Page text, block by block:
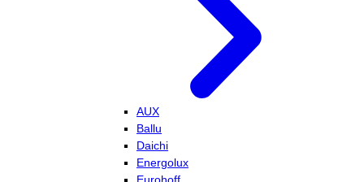
AUX
Ballu
Daichi
Energolux